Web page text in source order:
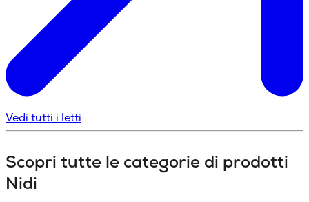
Vedi tutti i letti
Scopri tutte le categorie di prodotti
Nidi